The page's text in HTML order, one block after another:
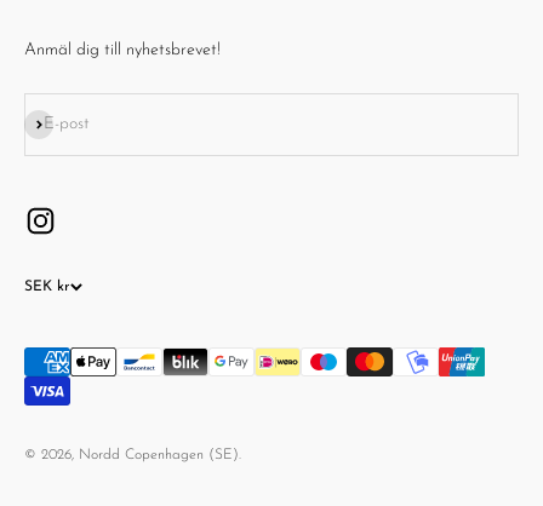
Anmäl dig till nyhetsbrevet!
E-post
Prenumerera
SEK kr
© 2026, Nordd Copenhagen (SE).